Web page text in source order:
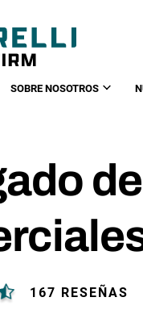
SOBRE NOSOTROS
167 RESEÑAS